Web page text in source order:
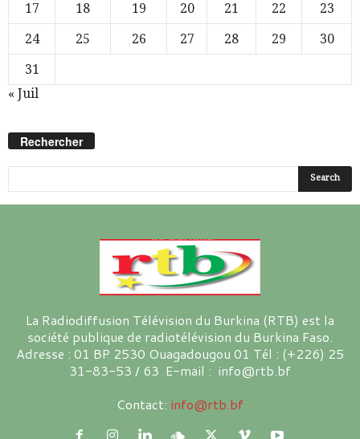
17
18 19 20 21 22
23
24
25 26 27 28 29
30
31
« Juil
Rechercher
La Radiodiffusion Télévision du Burkina (RTB) est la
société publique de radiotélévision du Burkina Faso.
Adresse : 01 BP 2530 Ouagadougou 01 Tél : (+226) 25
31-83-53 / 63 E-mail : info@rtb.bf
Contact: info@rtb.bf